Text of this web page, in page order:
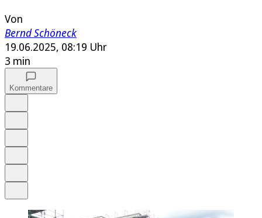
Von
Bernd Schöneck
19.06.2025, 08:19 Uhr
3 min
Kommentare